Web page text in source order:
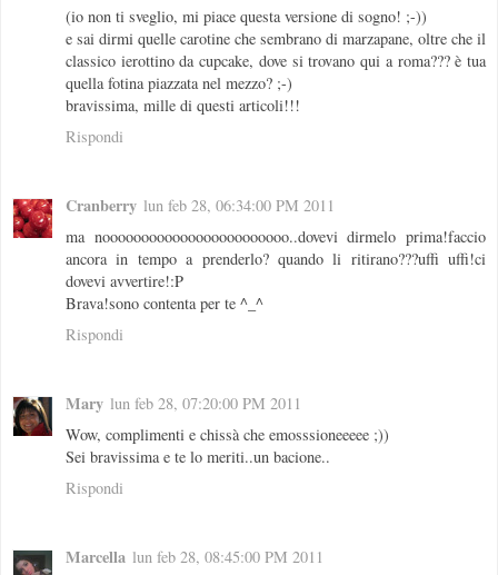
(io non ti sveglio, mi piace questa versione di sogno! ;-))
e sai dirmi quelle carotine che sembrano di marzapane, oltre che il
classico ierottino da cupcake, dove si trovano qui a roma??? è tua
quella fotina piazzata nel mezzo? ;-)
bravissima, mille di questi articoli!!!
Rispondi
Cranberry lun feb 28, 06:34:00 PM 2011
ma noooooooooooooooooooooooo..dovevi dirmelo prima!faccio
ancora in tempo a prenderlo? quando li ritirano???uffi uffi!ci
dovevi avvertire!:P
Brava!sono contenta per te ^_^
Rispondi
Mary lun feb 28, 07:20:00 PM 2011
Wow, complimenti e chissà che emosssioneeeee ;))
Sei bravissima e te lo meriti..un bacione..
Rispondi
Marcella lun feb 28, 08:45:00 PM 2011